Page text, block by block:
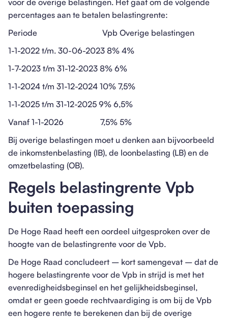
voor de overige belastingen. Het gaat om de volgende
percentages aan te betalen belastingrente:
Periode Vpb Overige belastingen
1-1-2022 t/m. 30-06-2023 8% 4%
1-7-2023 t/m 31-12-2023 8% 6%
1-1-2024 t/m 31-12-2024 10% 7,5%
1-1-2025 t/m 31-12-2025 9% 6,5%
Vanaf 1-1-2026 7,5% 5%
Bij overige belastingen moet u denken aan bijvoorbeeld
de inkomstenbelasting (IB), de loonbelasting (LB) en de
omzetbelasting (OB).
Regels belastingrente Vpb
buiten toepassing
De Hoge Raad heeft een oordeel uitgesproken over de
hoogte van de belastingrente voor de Vpb.
De Hoge Raad concludeert – kort samengevat – dat de
hogere belastingrente voor de Vpb in strijd is met het
evenredigheidsbeginsel en het gelijkheidsbeginsel,
omdat er geen goede rechtvaardiging is om bij de Vpb
een hogere rente te berekenen dan bij de overige